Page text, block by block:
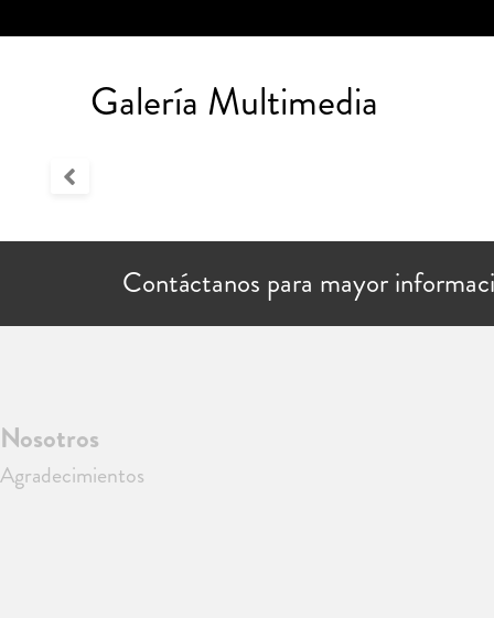
Galería Multimedia
Contáctanos para mayor
Nosotros
Agradecimientos